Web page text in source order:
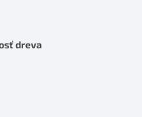
dreva